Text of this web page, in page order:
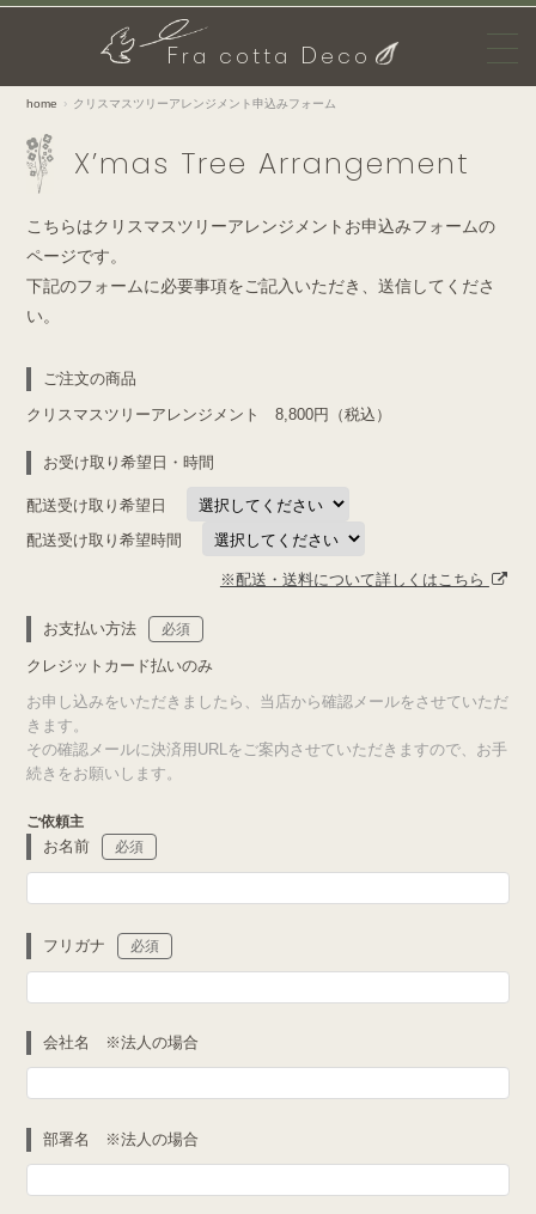
Fra cotta D eco
home クリスマスツリーアレンジメント申込みフォーム
X’mas Tree Arrangement
こちらはクリスマスツリーアレンジメントお申込みフォームの
ページです。
下記のフォームに必要事項をご記入いただき、送信してくださ
い。
ご注文の商品
クリスマスツリーアレンジメント 8,800円（税込）
お受け取り希望日・時間
配送受け取り希望日
配送受け取り希望時間
※配送・送料について詳しくはこちら
お支払い方法 必須
クレジットカード払いのみ
お申し込みをいただきましたら、当店から確認メールをさせていただ
きます。
その確認メールに決済用URLをご案内させていただきますので、お手
続きをお願いします。
ご依頼主
お名前 必須
フリガナ 必須
会社名 ※法人の場合
部署名 ※法人の場合